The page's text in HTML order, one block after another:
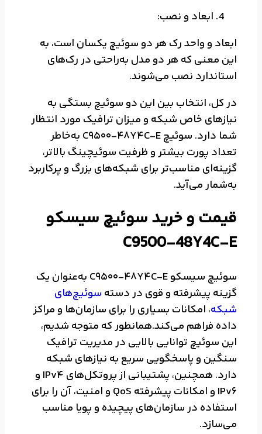
ابعاد و نصب:
ابعاد و واحد رک هر دو سوئیچ یکسان است، به
این معنی که هر دو مدل به‌راحتی در رک‌های
استاندارد نصب می‌شوند.
در کل، انتخاب بین این دو سوئیچ بستگی به
نیازهای خاص شبکه و میزان ترافیک مورد انتظار
شما دارد. سوئیچ C9500-48Y4C-E به‌خاطر
تعداد پورت بیشتر و ظرفیت سوئیچینگ بالاتر،
گزینه‌ای مناسب‌تر برای شبکه‌های بزرگ و پرکاربرد
به‌شمار می‌آید.
قیمت و خرید سوئیچ سیسکو
C9500-48Y4C-E
سوئیچ سیسکو C9500-48Y4C-E به‌عنوان یک
گزینه پیشرفته و قوی در دسته سوئیچ‌های
شبکه، امکانات بسیاری را برای سازمان‌ها و مراکز
داده فراهم می‌کند.همانطور که متوجه شدیم،
این سوئیچ توانایی بالایی در مدیریت ترافیک
سنگین و پاسخگویی سریع به نیازهای شبکه
دارد. همچنین، پشتیبانی از پروتکل‌های IPv4 و
IPv6 و امکانات پیشرفته QoS و امنیت، آن را برای
استفاده در سازمان‌های پیچیده و پویا مناسب
می‌سازد.